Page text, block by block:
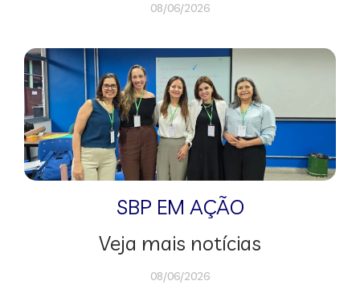
08/06/2026
SBP EM AÇÃO
Veja mais notícias
08/06/2026